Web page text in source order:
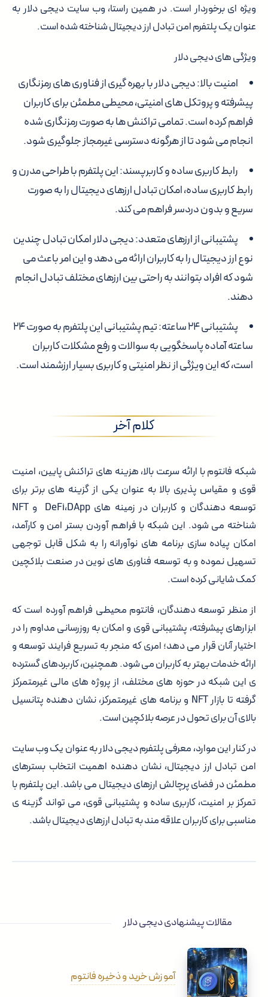
ویژه ای برخوردار است. در همین راستا، وب سایت دیجی دلار به
عنوان یک پلتفرم امن تبادل ارز دیجیتال شناخته شده است.
ویژگی های دیجی دلار
امنیت بالا: دیجی دلار با بهره گیری از فناوری های رمزنگاری
پیشرفته و پروتکل های امنیتی، محیطی مطمئن برای کاربران
فراهم کرده است. تمامی تراکنش ها به صورت رمزنگاری شده
انجام می شود تا از هرگونه دسترسی غیرمجاز جلوگیری شود.
رابط کاربری ساده و کاربرپسند: این پلتفرم با طراحی مدرن و
رابط کاربری ساده، امکان تبادل ارزهای دیجیتال را به صورت
سریع و بدون دردسر فراهم می کند.
پشتیبانی از ارزهای متعدد: دیجی دلار امکان تبادل چندین
نوع ارز دیجیتال را به کاربران ارائه می دهد و این امر باعث می
شود که افراد بتوانند به راحتی بین ارزهای مختلف تبادل انجام
دهند.
پشتیبانی ۲۴ ساعته: تیم پشتیبانی این پلتفرم به صورت ۲۴
ساعته آماده پاسخگویی به سوالات و رفع مشکلات کاربران
است، که این ویژگی از نظر امنیتی و کاربری بسیار ارزشمند است.
کلام آخر
شبکه فانتوم با ارائه سرعت بالا، هزینه های تراکنش پایین، امنیت
قوی و مقیاس پذیری بالا به عنوان یکی از گزینه های برتر برای
توسعه دهندگان و کاربران در زمینه های DeFi،DApp و NFT
شناخته می شود. این شبکه با فراهم آوردن بستر امن و کارآمد،
امکان پیاده سازی برنامه های نوآورانه را به شکل قابل توجهی
تسهیل نموده و به توسعه فناوری های نوین در صنعت بلاکچین
کمک شایانی کرده است.
از منظر توسعه دهندگان، فانتوم محیطی فراهم آورده است که
ابزارهای پیشرفته، پشتیبانی قوی و امکان به روزرسانی مداوم را در
اختیار آنان قرار می دهد؛ امری که منجر به تسریع فرایند توسعه و
ارائه خدمات بهتر به کاربران می شود. همچنین، کاربردهای گسترده
ی این شبکه در حوزه های مختلف، از پروژه های مالی غیرمتمرکز
گرفته تا بازار NFT و برنامه های غیرمتمرکز، نشان دهنده پتانسیل
بالای آن برای تحول در عرصه بلاکچین است.
در کنار این موارد، معرفی پلتفرم دیجی دلار به عنوان یک وب سایت
امن تبادل ارز دیجیتال، نشان دهنده اهمیت انتخاب بسترهای
مطمئن در فضای پرچالش ارزهای دیجیتال می باشد. این پلتفرم با
تمرکز بر امنیت، کاربری ساده و پشتیبانی قوی، می تواند گزینه ی
مناسبی برای کاربران علاقه مند به تبادل ارزهای دیجیتال باشد.
مقالات پیشنهادی دیجی دلار
آموزش خرید و ذخیره فانتوم